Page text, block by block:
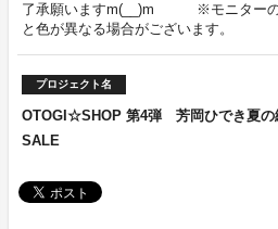
了承願いますm(__)m ※モニターの
と色が異なる場合がございます。
プロジェクト名
OTOGI☆SHOP 第4弾 芳岡ひでき夏の
SALE